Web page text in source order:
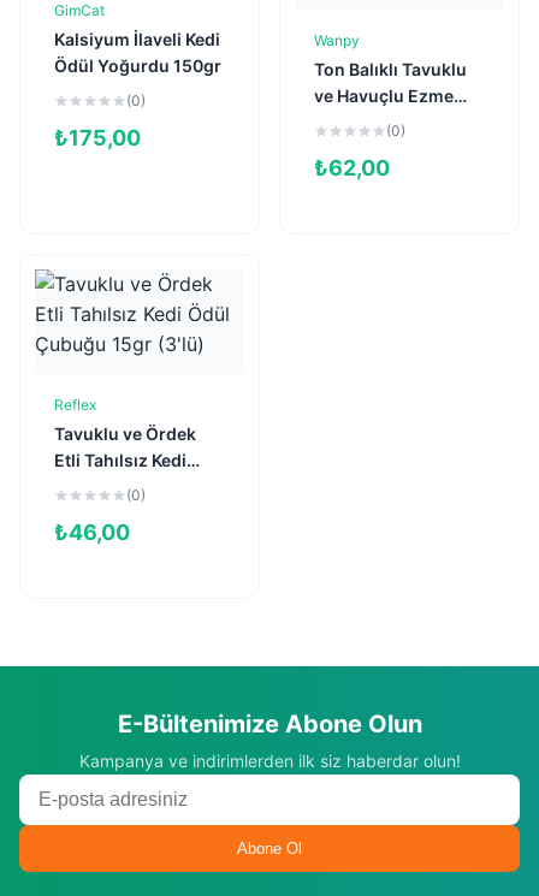
Sepete Ekle
GimCat
Kalsiyum İlaveli Kedi
Ödül Yoğurdu 150gr
(0)
₺175,00
Wanpy
Ton Balıklı Tavuklu
ve Havuçlu Ezme
Kedi Ödül Maması
(0)
₺62,00
Reflex
Tavuklu ve Ördek
Etli Tahılsız Kedi
Ödül Çubuğu 15gr
(0)
₺46,00
E-Bültenimize Abone Olun
Kampanya ve indirimlerden ilk siz haberdar olun!
Abone Ol